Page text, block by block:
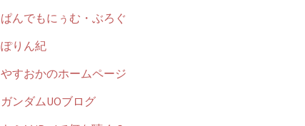
ぱんでもにぅむ・ぶろぐ
ぽりん紀
やすおかのホームページ
ガンダムUOブログ